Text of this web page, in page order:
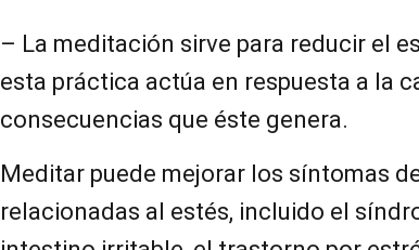
– La meditación sirve para reducir el
esta práctica actúa en respuesta a la
consecuencias que éste genera.
Meditar puede mejorar los síntomas
relacionadas al estés, incluido el